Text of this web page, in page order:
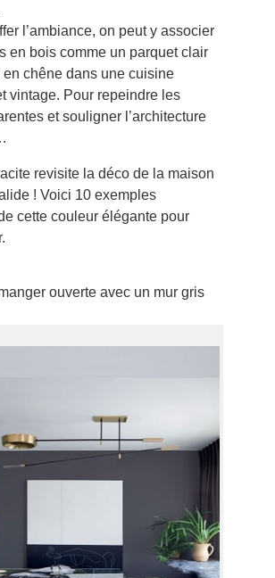
l’ambiance, on peut y associer
en bois comme un parquet clair
chêne dans une cuisine
vintage. Pour repeindre les
et souligner l’architecture
revisite la déco de la maison
! Voici 10 exemples
cette couleur élégante pour
ouverte avec un mur gris